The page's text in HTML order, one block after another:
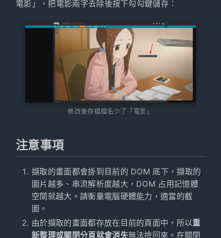
電影」，把電影兩字去除後按下勾勾鍵儲存：
修改後存檔檔名少了「電影」
注意事項
擷取的畫面都會掛到目前的 DOM 底下，擷取的
圖片越多、串流解析度越大，DOM 占用記憶體
空間就越大。請衡量電腦硬體能力，適當的截
圖。
由於擷取的畫面都存放在目前的頁面中，所以重
新整理或關閉分頁就會消失無法撿回來。在關閉